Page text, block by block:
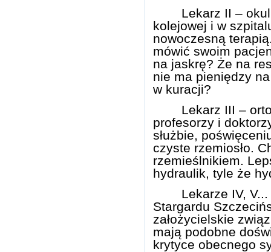
Lekarz II –
kolejowej i w
nowoczesną
mówić swoim
na jaskrę? Że na
nie ma pieniędzy
w kuracji?
Lekarz III –
profesorzy i
służbie,
czyste rzemiosło.
rzemieślnikiem.
hydraulik, tyle że
Lekarze IV,
Stargardu
założycielskie
mają podobne
krytyce obecnego